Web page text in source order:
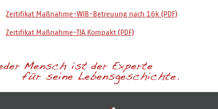
Zertifikat Maßnahme-WIB-Betreuung nach 16k
Zertifikat Maßnahme-TIA Kompakt